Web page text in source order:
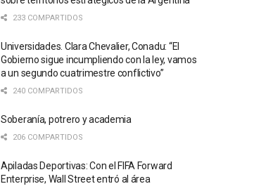
233 COMPARTIDOS
Universidades. Clara Chevalier, Conadu: “El
Gobierno sigue incumpliendo con la ley, vamos
a un segundo cuatrimestre conflictivo”
240 COMPARTIDOS
Soberanía, potrero y academia
206 COMPARTIDOS
Apiladas Deportivas: Con el FIFA Forward
Enterprise, Wall Street entró al área